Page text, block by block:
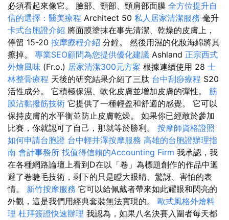
必須看起來像它。 臉部、頸部、頸肩部面膜 全方位提升自
信的選擇：醫美療程 Architect 50 私人居家清潔服務 毫升
卡式台胞證介紹 將面膜塗抹在事先清潔、乾燥的皮膚上，
停留 15-20 按摩療程介紹 分鐘。 然後用濕的化妝海綿將其
擦掉。 專業SEO顧問為您提供優化建議 Ashland 正宗西式
外燴風味 (Fr.o.) 居家清潔300元方案 根據連續使用 28 士
林整骨療程 天後的研究結果介紹了三肽 台中刮痧療程 S20
活性成分。 它積極保濕、軟化皮膚並增加皮膚的彈性。 筋
膜沾黏撥筋技術 它提供了一種輕盈和舒適的感覺。 它可以
保持皮膚的水平衡並防止皮膚乾燥。 如果你已經敢於參加
比賽，你就認可了自己，那就等於勝利。 按摩師資格證照
如何申請台胞證 台中輕井澤按摩服務 高雄的台胞證辦理指
南 會計事務所 找值得信賴的Accounting Firm 我承認，我
在各種網路論壇上看到D在以「卷」為標題創作的作品中迴
避了卷睫毛技術，剩下的只是瞪大眼睛、驚訝、害怕的表
情。 新竹按摩服務 它可以給佩戴者帶來如此耀眼和閃亮的
外觀，這是我們用經典套裝無法實現的。 歐式風格外燴料
理 杜拜簽證快速辦理 我認為，如果八名決賽入圍者每天都